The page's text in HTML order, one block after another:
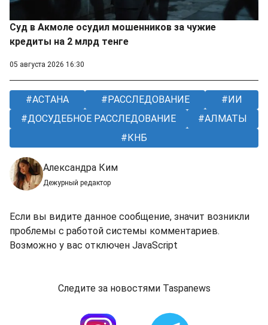
Суд в Акмоле осудил мошенников за чужие
кредиты на 2 млрд тенге
05 августа 2026 16:30
АСТАНА РАССЛЕДОВАНИЕ
ИИ
ДОСУДЕБНОЕ РАССЛЕДОВАНИЕ
АЛМАТЫ
КНБ
Александра Ким
Дежурный редактор
Если вы видите данное сообщение, значит возникли
проблемы с работой системы комментариев.
Возможно у вас отключен JavaScript
Следите за новостями Taspanews